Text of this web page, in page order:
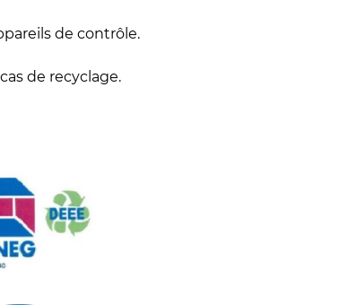
de contrôle.
de recyclage.